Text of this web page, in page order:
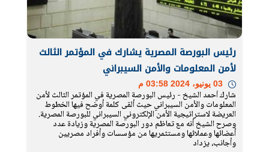
رئيس البورصة المصرية يشارك في المؤتمر الثالث
لأمن المعلومات والأمن السيبراني
شارك أحمد الشيخ - رئيس البورصة المصرية في المؤتمر الثالث لأمن
المعلومات والأمن السيبراني حيث ألقى كلمة أوضح فيها الخطوط
العريضة لاستراتيجية الأمن الإلكتروني السيبراني للبورصة المصرية.
وصرح الشيخ أنه مع تعاظم دور البورصة المصرية وزيادة عدد
أعضائها وعملائها ومستثمريها من مؤسسات وأفراد مصريين
وأجانب، يزداد